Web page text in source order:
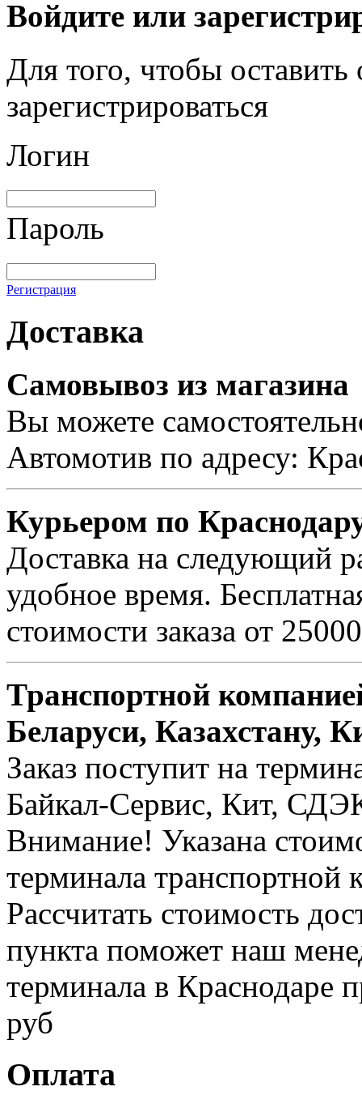
Войдите или
Для того, чтобы
зарегистрироваться
Логин
Пароль
Регистрация
Доставка
Самовывоз из магазина
Вы можете
Автомотив по адресу:
Курьером по
Доставка на следующий
удобное время.
стоимости заказа от
Транспортной
Беларуси, Казахстану,
Заказ поступит на
Байкал-Сервис, Кит,
Внимание! Указана
терминала транспортной
Рассчитать стоимость
пункта поможет наш
терминала в Краснодаре
руб
Оплата